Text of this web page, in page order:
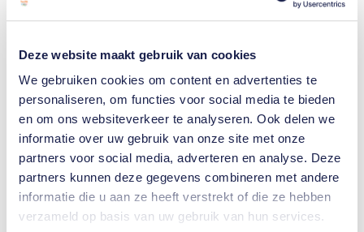
Deze website maakt gebruik van cookies
We gebruiken cookies om content en advertenties te
personaliseren, om functies voor social media te bieden
en om ons websiteverkeer te analyseren. Ook delen we
informatie over uw gebruik van onze site met onze
partners voor social media, adverteren en analyse. Deze
partners kunnen deze gegevens combineren met andere
informatie die u aan ze heeft verstrekt of die ze hebben
verzameld op basis van uw gebruik van hun services.
0
Zilver Goud Brons
EK medailles
0